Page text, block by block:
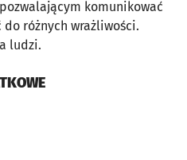
komunikować
różnych wrażliwości.
ludzi.
karcie